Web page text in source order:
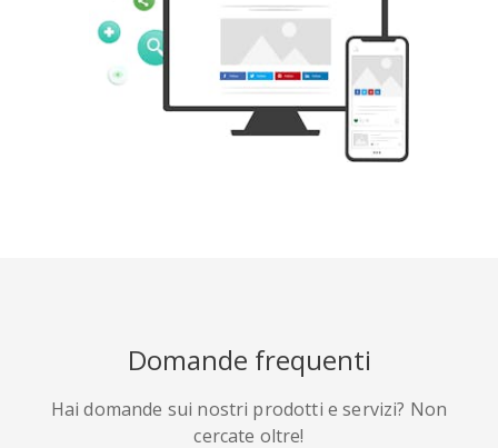
Tumblr Yelp Digg
Quora Github Skype
Domande frequenti
Hai domande sui nostri prodotti e servizi? Non
cercate oltre!